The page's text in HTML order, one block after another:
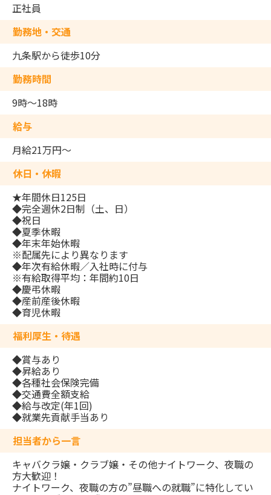
正社員
勤務地・交通
九条駅から徒歩10分
勤務時間
9時～18時
給与
月給21万円～
休日・休暇
★年間休日125日
◆完全週休2日制（土、日）
◆祝日
◆夏季休暇
◆年末年始休暇
※配属先により異なります
◆年次有給休暇／入社時に付与
※有給取得平均：年間約10日
◆慶弔休暇
◆産前産後休暇
◆育児休暇
福利厚生・待遇
◆賞与あり
◆昇給あり
◆各種社会保険完備
◆交通費全額支給
◆給与改定(年1回)
◆就業先貢献手当あり
担当者から一言
キャバクラ嬢・クラブ嬢・その他ナイトワーク、夜職の
方大歓迎！
ナイトワーク、夜職の方の”昼職への就職”に特化してい